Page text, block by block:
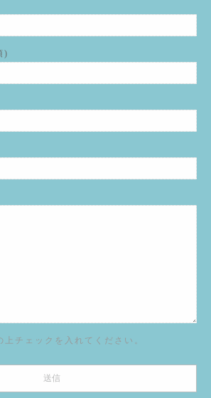
)
上チェックを入れてください。